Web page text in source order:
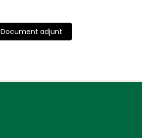
Document adjunt